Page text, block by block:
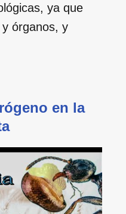
ya que
órganos, y
en la